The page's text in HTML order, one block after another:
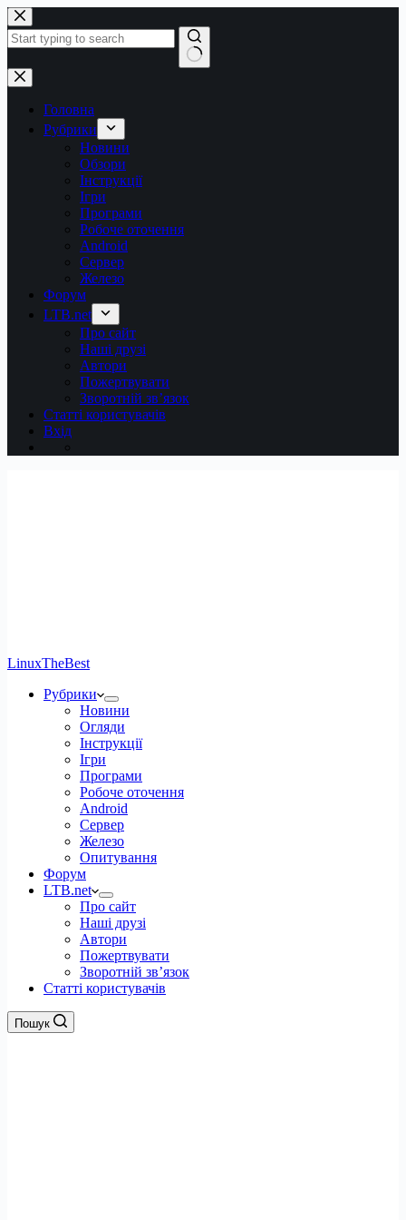
Перейти
до
вмісту
Немає
результатів
Головна
Рубрики
Новини
Обзори
Інструкції
Ігри
Програми
Робоче оточення
Android
Сервер
Железо
Форум
LTB.net
Про сайт
Наші друзі
Автори
Пожертвувати
Зворотній зв’язок
Статті користувачів
Вхід
LinuxTheBest
Рубрики
Новини
Огляди
Інструкції
Ігри
Програми
Робоче оточення
Android
Сервер
Железо
Опитування
Форум
LTB.net
Про сайт
Наші друзі
Автори
Пожертвувати
Зворотній зв’язок
Статті користувачів
Пошук